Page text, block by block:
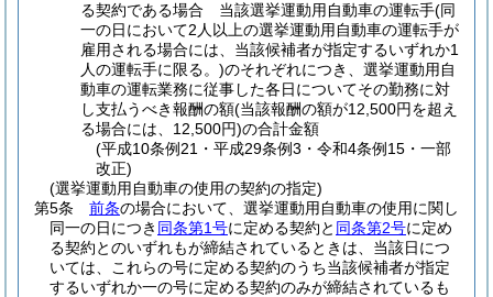
る契約である場合 当該選挙運動用自動車の運転手(同
一の日において2人以上の選挙運動用自動車の運転手が
雇用される場合には、当該候補者が指定するいずれか1
人の運転手に限る。)のそれぞれにつき、選挙運動用自
動車の運転業務に従事した各日についてその勤務に対
し支払うべき報酬の額(当該報酬の額が12,500円を超え
る場合には、12,500円)の合計金額
(平成10条例21・平成29条例3・令和4条例15・一部
改正)
(選挙運動用自動車の使用の契約の指定)
第5条
前条の場合において、選挙運動用自動車の使用に関し
同一の日につき 同条第1号に定める契約と 同条第2号に定め
る契約とのいずれもが締結されているときは、当該日につ
いては、これらの号に定める契約のうち当該候補者が指定
するいずれか一の号に定める契約のみが締結されているも